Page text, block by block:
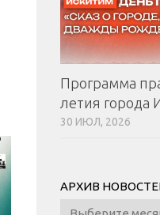
Программа
летия города
30 ИЮЛ, 2026
АРХИВ
Архив